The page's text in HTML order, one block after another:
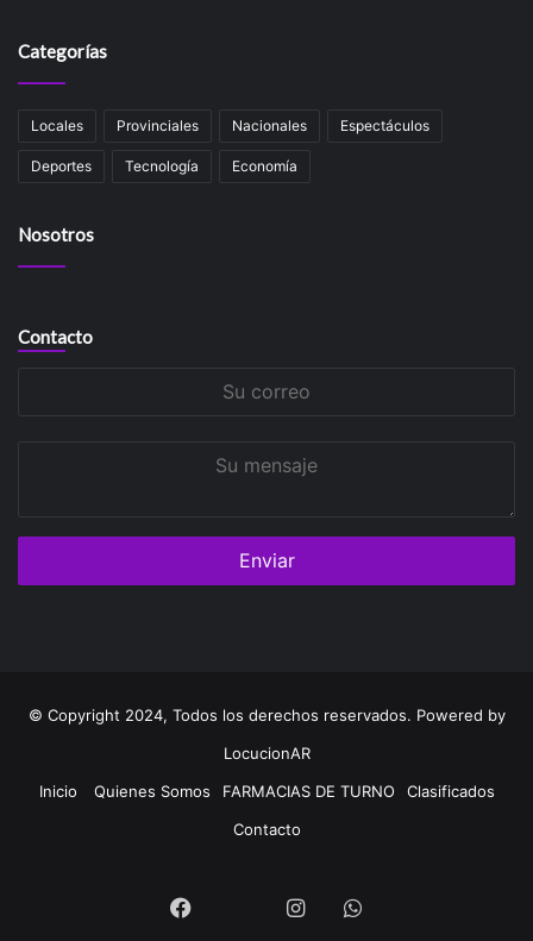
Categorías
Locales Provinciales Nacionales Espectáculos
Deportes Tecnología Economía
Nosotros
Contacto
© Copyright 2024, Todos los derechos reservados. Powered by
LocucionAR
Inicio
Quienes Somos FARMACIAS DE TURNO
Clasificados
Contacto
Facebook InstagramWhatsapp